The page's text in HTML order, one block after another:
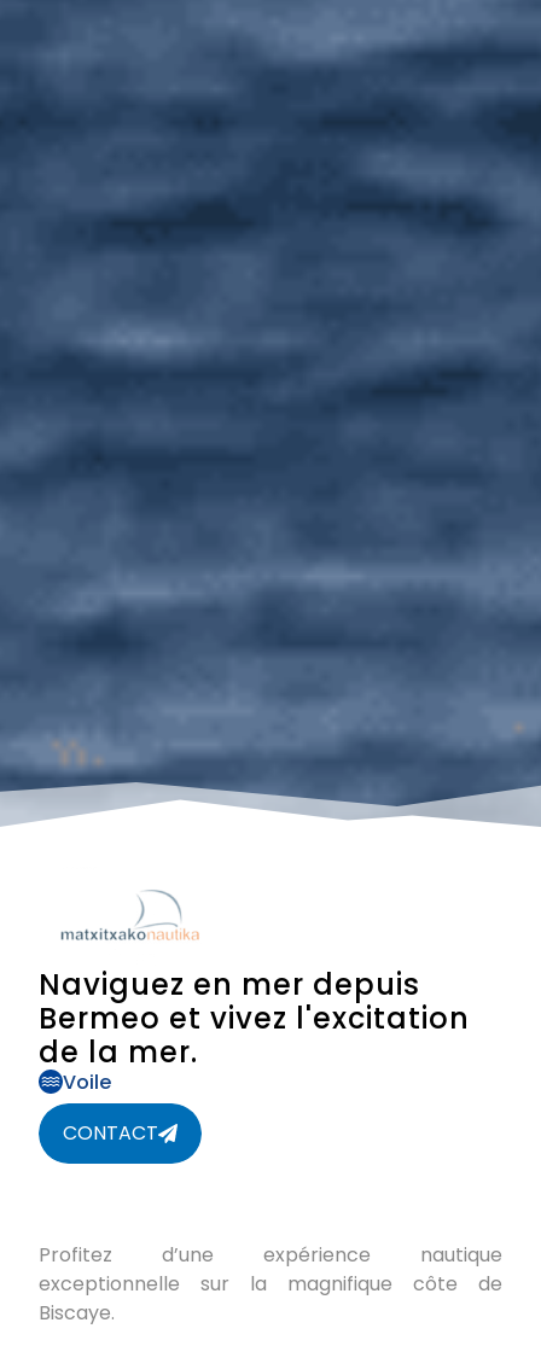
Naviguez en mer depuis
Bermeo et vivez l'excitation
de la mer.
Voile
CONTACT
Profitez d’une expérience nautique
exceptionnelle sur la magnifique côte de
Biscaye.